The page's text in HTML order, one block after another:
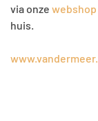
via onze webshop
huis.